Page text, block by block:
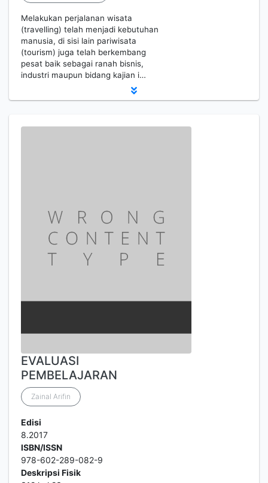
Melakukan perjalanan wisata
(travelling) telah menjadi kebutuhan
manusia, di sisi lain pariwisata
(tourism) juga telah berkembang
pesat baik sebagai ranah bisnis,
industri maupun bidang kajian i…
EVALUASI
PEMBELAJARAN
Zainal Arifin
Edisi
8.2017
ISBN/ISSN
978-602-289-082-9
Deskripsi Fisik